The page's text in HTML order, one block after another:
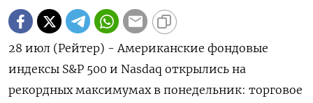
28 июл (Рейтер) - Американские фондовые
индексы S&P 500 и Nasdaq открылись на
рекордных максимумах в понедельник: торговое